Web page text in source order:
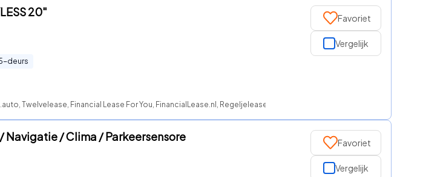
20"
-deurs
Twelvelease, Financial Lease For You, FinancialLease.nl, Regeljelease, ROS finance
Favoriet
Vergelijk
Navigatie / Clima / Parkeersensore Favoriet
Vergelijk